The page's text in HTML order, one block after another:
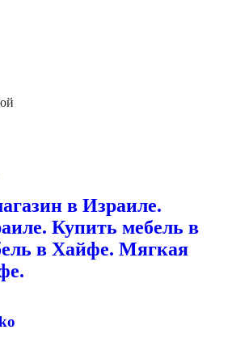
в Израиле.
Купить мебель в
в Хайфе. Мягкая